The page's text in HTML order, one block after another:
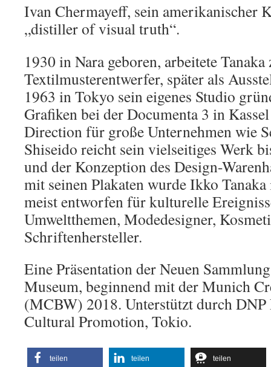
Ivan Chermayeff, sein amerikanischer
„distiller of visual truth“.
1930 in Nara geboren, arbeitete Tanaka
Textilmusterentwerfer, später als
1963 in Tokyo sein eigenes Studio
Grafiken bei der Documenta 3 in
Direction für große Unternehmen wie
Shiseido reicht sein vielseitiges Werk
und der Konzeption des Design-
mit seinen Plakaten wurde Ikko
meist entworfen für kulturelle
Umweltthemen, Modedesigner,
Schriftenhersteller.
Eine Präsentation der Neuen
Museum, beginnend mit der Munich
(MCBW) 2018. Unterstützt durch
Cultural Promotion, Tokio.
teilen teilen teilen